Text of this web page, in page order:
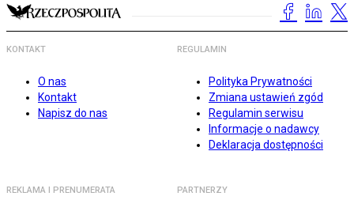
KONTAKT
O nas
Kontakt
Napisz do nas
REGULAMIN
Polityka Prywatności
Zmiana ustawień zgód
Regulamin serwisu
Informacje o nadawcy
Deklaracja dostępności
REKLAMA I PRENUMERATA PARTNERZY